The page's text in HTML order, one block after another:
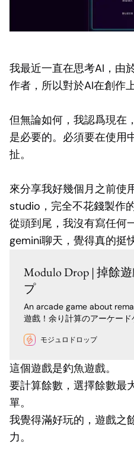
我最近一直在思考AI，由
作者，所以對於AI在創作
但無論如何，我認爲現在
是必要的。必須要在使用
扯。
來分享我好幾個月之前使
studio，完全不花錢製作
從頭到尾，我沒有寫任何
gemini聊天，覺得真的挺
Modulo Drop | 掉餘
プ
An arcade game about
遊戲！余り計算のアーケード
モジュロドロップ
這個遊戲是釣魚遊戲。
要計算餘數，選擇餘數最
單。
我覺得滿好玩的，遊戲之
力。